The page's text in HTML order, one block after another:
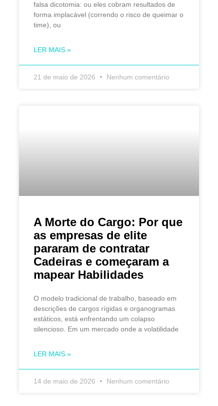
falsa dicotomia: ou eles cobram resultados de
forma implacável (correndo o risco de queimar o
time), ou
LER MAIS »
21 de maio de 2026 Nenhum comentário
A Morte do Cargo: Por que
as empresas de elite
pararam de contratar
Cadeiras e começaram a
mapear Habilidades
O modelo tradicional de trabalho, baseado em
descrições de cargos rígidas e organogramas
estáticos, está enfrentando um colapso
silencioso. Em um mercado onde a volatilidade
LER MAIS »
14 de maio de 2026 Nenhum comentário